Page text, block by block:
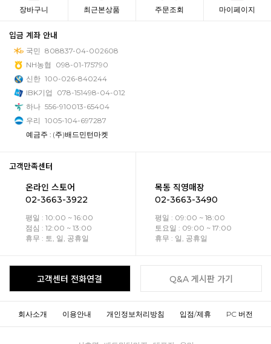
장바구니 최근본상품 주문조회 마이페이지
입금 계좌 안내
국민 808837-04-002608
NH농협
098-01-175790
신한 100-026-840244
IBK기업
078-151498-04-012
하나 556-910013-65404
우리 1005-104-697287
예금주 : (주)배드민턴마켓
고객만족센터
온라인 스토어
02-3663-3922
평일 : 10:00 ~ 16:00
점심 : 12:00 ~ 13:00
휴무 : 토, 일, 공휴일
목동 직영매장
02-3663-3490
평일 : 09:00 ~ 18:00
토요일 : 09:00 ~ 17:00
휴무 : 일, 공휴일
고객센터 전화연결 Q&A 게시판 가기
회사소개 이용안내 개인정보처리방침 입점/제휴 PC 버전